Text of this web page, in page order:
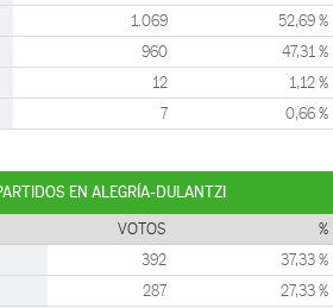
1.069 52,69 %
960 47,31 %
12 1,12 %
7 0,66 %
EN ALEGRÍA-DULANTZI
VOTOS %
392 37,33 %
287 27,33 %